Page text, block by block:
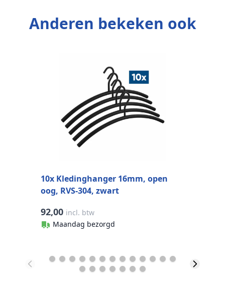
Anderen bekeken ook
10x Kledinghanger 16mm, open
oog, RVS-304, zwart
92,00 incl. btw
Maandag bezorgd